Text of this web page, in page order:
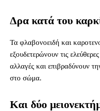
Δρα κατά του
Τα φλαβονοειδή και
εξουδετερώνουν τις
αλλαγές και επιβραδύνουν
στο σώμα.
Και δύο